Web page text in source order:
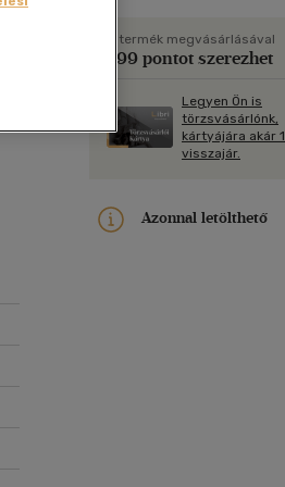
Képeslap
Papír,
A termék megvásárlásával
399 pontot szerezhet
Legyen Ön is
törzsvásárlónk,
kártyájára akár
visszajár.
Azonnal letölthető